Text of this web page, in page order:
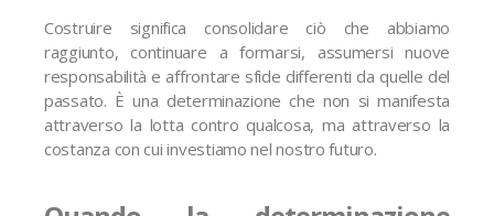
Costruire significa consolidare ciò che abbiamo
raggiunto, continuare a formarsi, assumersi nuove
responsabilità e affrontare sfide differenti da quelle del
passato. È una determinazione che non si manifesta
attraverso la lotta contro qualcosa, ma attraverso la
costanza con cui investiamo nel nostro futuro.